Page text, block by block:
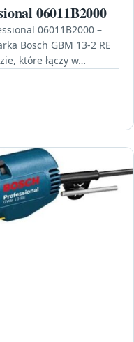
06011B2000
06011B2000 –
Bosch GBM 13-2 RE
które łączy w…